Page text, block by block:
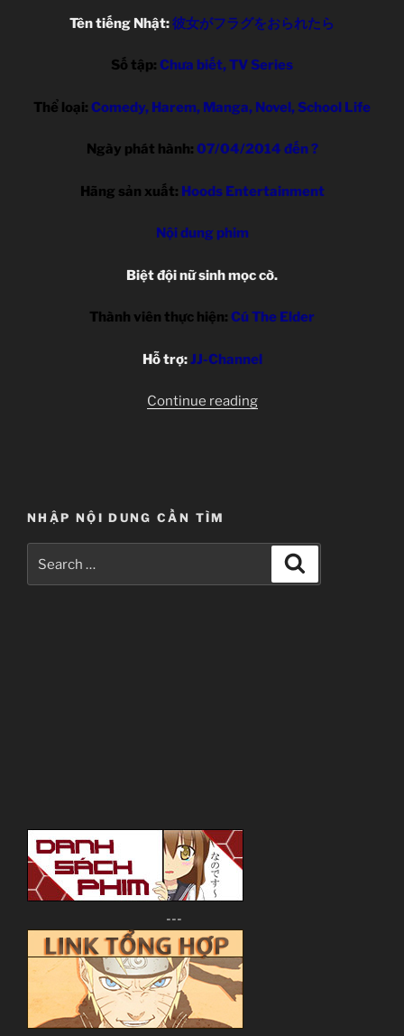
Tên tiếng Nhật:彼女がフラグをおられたら
Số tập: Chưa biết, TV Series
Thể loại: Comedy, Harem, Manga, Novel, School Life
Ngày phát hành: 07/04/2014 đến ?
Hãng sản xuất: Hoods Entertainment
Nội dung phim
Biệt đội nữ sinh mọc cờ.
Thành viên thực hiện: Cú The Elder
Hỗ trợ:JJ-Channel
Continue reading“Kanojo
01”
NHẬP NỘI DUNG CẦN TÌM
for:
---